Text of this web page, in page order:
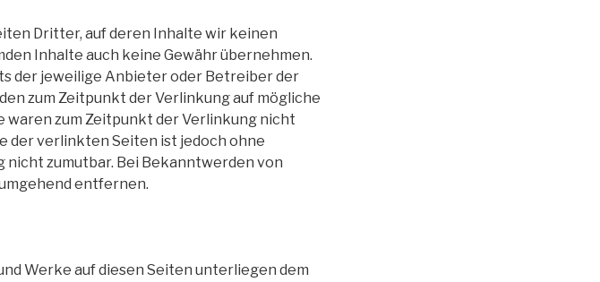
Dritter, auf deren Inhalte wir keinen
Inhalte auch keine Gewähr übernehmen.
der jeweilige Anbieter oder Betreiber der
zum Zeitpunkt der Verlinkung auf mögliche
zum Zeitpunkt der Verlinkung nicht
der verlinkten Seiten ist jedoch ohne
zumutbar. Bei Bekanntwerden von
entfernen.
Werke auf diesen Seiten unterliegen dem